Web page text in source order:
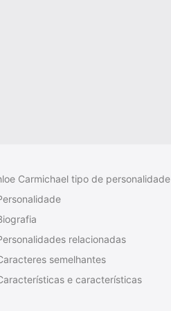
Carmichael tipo de personalidade
relacionadas
semelhantes
e características